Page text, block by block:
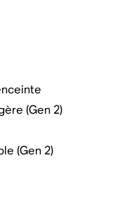
(Gen 2)
(Gen 2)